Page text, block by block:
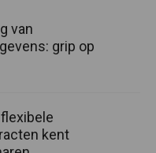
van
grip op
kent